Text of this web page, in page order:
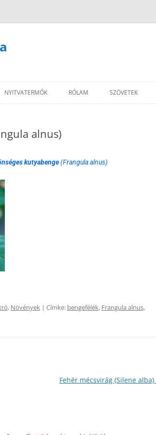
NYITVATERMŐK RÓLAM SZÖVETEK
alnus)
kutyabenge(Frangula alnus)
, Növények | Címke: bengefélék, Frangula alnus,
Fehér mécsvirág (Silene alba)